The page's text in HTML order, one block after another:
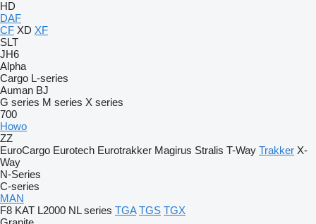
HD
DAF
CF XD XF
SLT
JH6
Alpha
Cargo L-series
Auman BJ
G series M series X series
700
Howo
ZZ
EuroCargo Eurotech Eurotrakker Magirus Stralis T-Way Trakker X-
Way
N-Series
C-series
MAN
F8 KAT L2000 NL series TGA TGS TGX